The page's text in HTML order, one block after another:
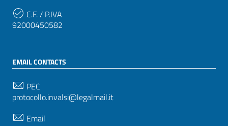
C.F. / P.IVA
92000450582
EMAIL CONTACTS
PEC
protocollo.invalsi@legalmail.it
Email